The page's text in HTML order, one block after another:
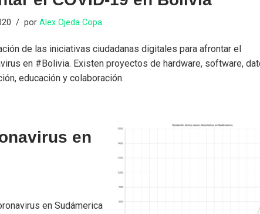
porAlex Ojeda Copa
de las iniciativas ciudadanas digitales para afrontar el
en #Bolivia. Existen proyectos de hardware, software,
educación y colaboración.
en
en Sudámerica